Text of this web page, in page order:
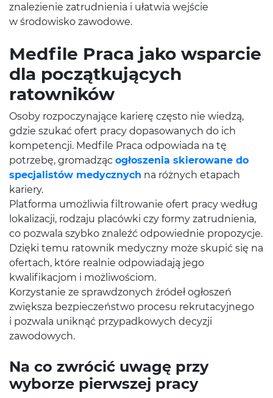
znalezienie zatrudnienia i ułatwia wejście
w środowisko zawodowe.
Medfile Praca jako wsparcie
dla początkujących
ratowników
Osoby rozpoczynające karierę często nie wiedzą,
gdzie szukać ofert pracy dopasowanych do ich
kompetencji. Medfile Praca odpowiada na tę
potrzebę, gromadząc ogłoszenia skierowane do
specjalistów medycznych na różnych etapach
kariery.
Platforma umożliwia filtrowanie ofert pracy według
lokalizacji, rodzaju placówki czy formy zatrudnienia,
co pozwala szybko znaleźć odpowiednie propozycje.
Dzięki temu ratownik medyczny może skupić się na
ofertach, które realnie odpowiadają jego
kwalifikacjom i możliwościom.
Korzystanie ze sprawdzonych źródeł ogłoszeń
zwiększa bezpieczeństwo procesu rekrutacyjnego
i pozwala uniknąć przypadkowych decyzji
zawodowych.
Na co zwrócić uwagę przy
wyborze pierwszej pracy